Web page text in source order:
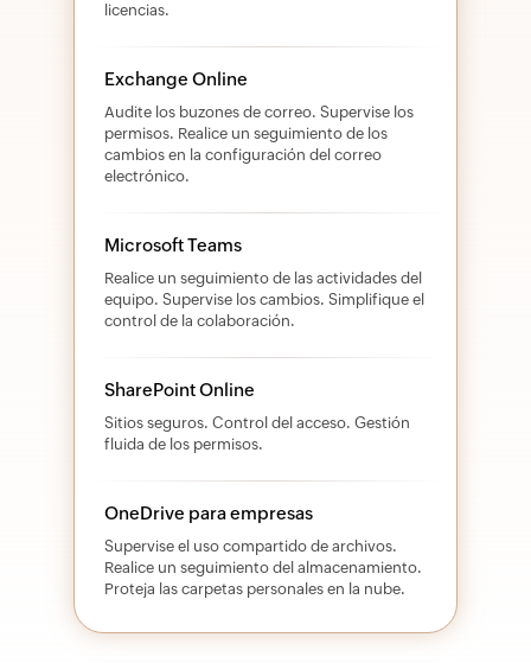
licencias.
Exchange Online
Audite los buzones de correo. Supervise los
permisos. Realice un seguimiento de los
cambios en la configuración del correo
electrónico.
Microsoft Teams
Realice un seguimiento de las actividades del
equipo. Supervise los cambios. Simplifique el
control de la colaboración.
SharePoint Online
Sitios seguros. Control del acceso. Gestión
fluida de los permisos.
OneDrive para empresas
Supervise el uso compartido de archivos.
Realice un seguimiento del almacenamiento.
Proteja las carpetas personales en la nube.